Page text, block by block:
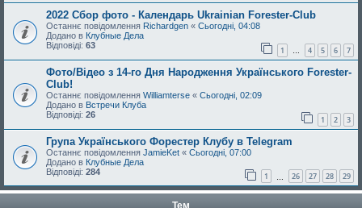
2022 Сбор фото - Календарь Ukrainian Forester-Club
Останнє повідомлення Richardgen « Сьогодні, 04:08
Додано в Клубные Дела
Відповіді: 63 1 … 4 5 6 7
Фото/Відео з 14-го Дня Народження Українського Forester-
Club!
Останнє повідомлення Williamterse « Сьогодні, 02:09
Додано в Встречи Клуба
Відповіді: 26 1 2 3
Група Українського Форестер Клубу в Telegram
Останнє повідомлення JamieKet « Сьогодні, 07:00
Додано в Клубные Дела
Відповіді: 284 1 26 27 28 29